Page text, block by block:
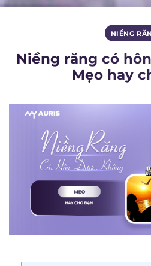
NIỀNG
Niềng răng có
Mẹo hay